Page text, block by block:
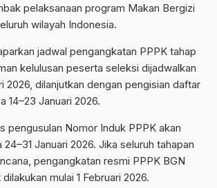
pelaksanaan program Makan Bergizi
wilayah Indonesia.
jadwal pengangkatan PPPK tahap
kelulusan peserta seleksi dijadwalkan
2026, dilanjutkan dengan pengisian daftar
14–23 Januari 2026.
pengusulan Nomor Induk PPPK akan
Januari 2026. Jika seluruh tahapan
pengangkatan resmi PPPK BGN
mulai 1 Februari 2026.